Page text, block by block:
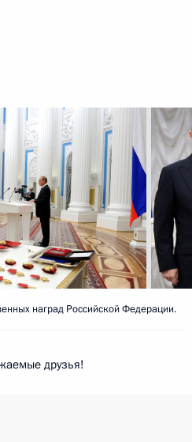
наград Российской Федерации.
друзья!